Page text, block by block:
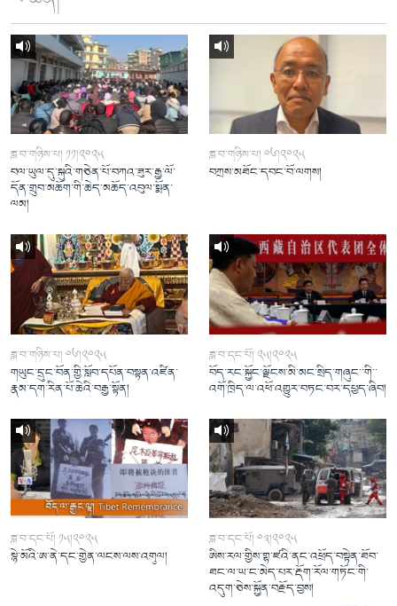
ཟླ་བ་གཉིས་པ། ༡༡།༢༠༢༥
བལ་ཡུལ་དུ་སྐུའི་གཅེན་པོ་བཀའ་ཟུར་རྒྱ་ལོ་
དོན་གྲུབ་མཆོག་གི་ཆེད་མཆོད་འབུལ་སྨོན་
ལམ།
ཟླ་བ་གཉིས་པ། ༠༦།༢༠༢༥
བཀྲས་མཐོང་དབང་བོ་ལགས།
ཟླ་བ་གཉིས་པ། ༠༦།༢༠༢༥
གཡུང་དྲུང་བོན་གྱི་སློབ་དཔོན་བསྟན་འཛིན་
རྣམ་དག་རིན་པོ་ཆེའི་བརྒྱ་སྟོན།
ཟླ་བ་དང་པོ། ༢༥།༢༠༢༥
བོད་རང་སྐྱོང་ལྗོངས་མི་མང་སྲིད་གཞུང་་གི་་
འགོ་ཁྲིད་ལ་འཕོ་འགྱུར་བཏང་བར་དཔྱད་ཞིབ།
ཟླ་བ་དང་པོ། ༡༥།༢༠༢༥
སྙེ་མོའི་ཨ་ནེ་དང་གྱེན་ལངས་ལས་འགུལ།
ཟླ་བ་དང་པོ། ༠༣།༢༠༢༥
ཨིས་རལ་གྱིས་གྷ་ཛའི་ནང་འཕྲོད་བསྟེན་ཐོབ་
ཐང་ལ་ཡ་ང་མེད་པར་རྡོག་རོལ་གཏོང་གི་
འདུག་ཅེས་སྐྱོན་བརྗོད་བྱས།